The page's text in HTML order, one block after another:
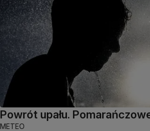
Powrót upału.
METEO